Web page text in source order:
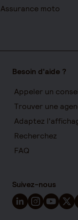
Assurance moto
Besoin d'aide ?
Appeler un
Trouver une
Adaptez
Recherchez
FAQ
Suivez-nous
Suivez-nous sur
Suivez-nous
Suivez-